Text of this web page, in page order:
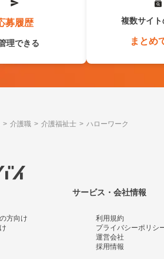
募履歴
理できる
複数サイ
まとめ
介護職 介護福祉士 ハローワーク
方向け
サービス・会社情報
利用規約
プライバシーポリシ
運営会社
採用情報